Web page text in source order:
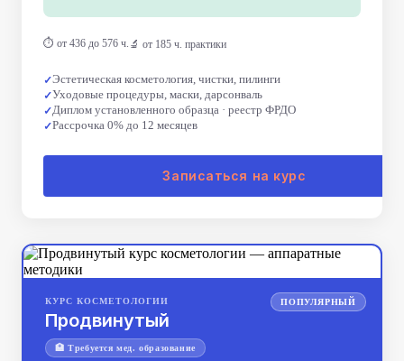
⏱ от 436 до 576 ч. 🔬 от 185 ч. практики
Эстетическая косметология, чистки, пилинги
Уходовые процедуры, маски, дарсонваль
Диплом установленного образца · реестр ФРДО
Рассрочка 0% до 12 месяцев
Записаться на курс
ПОПУЛЯРНЫЙ
КУРС КОСМЕТОЛОГИИ
Продвинутый
🏥 Требуется мед. образование